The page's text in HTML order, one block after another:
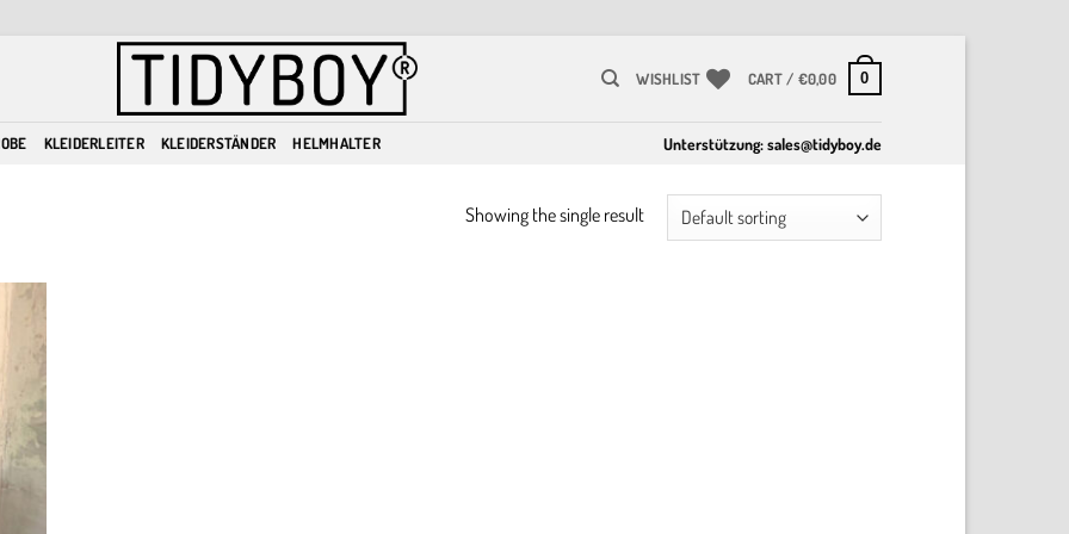
WISHLIST CART / €0,00 0
KLEIDERLEITER KLEIDERSTÄNDER HELMHALTER Unterstützung:sales@tidyboy.de
Showing the single result
wishlist